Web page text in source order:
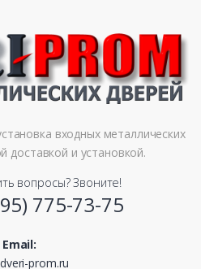
входных металлических
доставкой и установкой.
вопросы? Звоните!
775-73-75
Email:
prom.ru